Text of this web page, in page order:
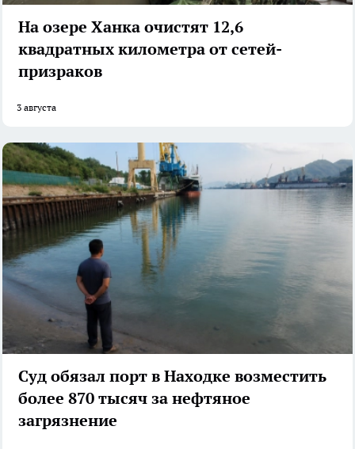
На озере Ханка очистят 12,6
квадратных километра от сетей-
призраков
3 августа
Суд обязал порт в Находке возместить
более 870 тысяч за нефтяное
загрязнение